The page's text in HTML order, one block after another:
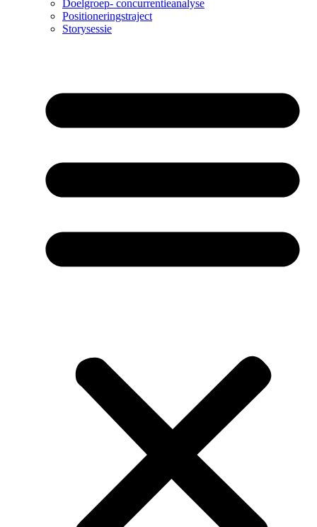
Doelgroep- concurrentieanalyse
Positioneringstraject
Storysessie